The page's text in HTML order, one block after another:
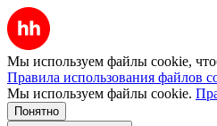
Мы используем файлы cookie,
Правила использования файлов
Мы используем файлы cookie.
Понятно